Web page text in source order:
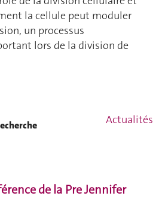
la cellule peut moduler
un processus
lors de la division de
Actualités
de la Pre Jennifer